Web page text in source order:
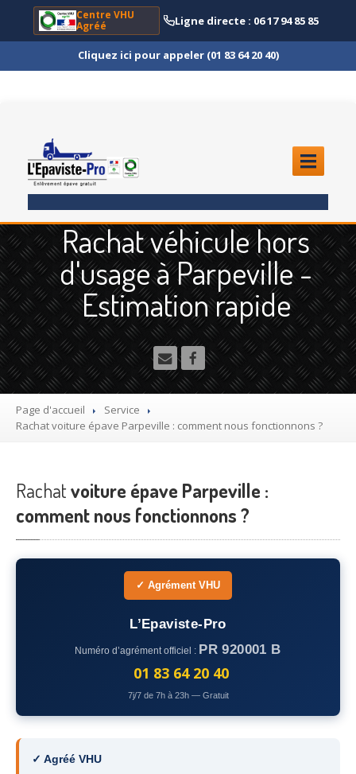
Centre VHU
Agréé
Ligne directe : 06 17 94 85 85
Cliquez ici pour appeler (01 83 64 20 40)
ENLÈVEMENTÉPAVE
Quoi?
Scooteret Moto
Camion
et Poids Lourd
Utilitaire
Démolisseuragrée VHU gratuit
Recyclage voiture usagée gratuit
voiture accidentée
– Seine-et-Marne
92 – Hauts-de-Seine
Rachat véhicule hors
d'usage à Parpeville -
Estimation rapide
Page d'accueil
Service
Rachatvoiture épave Parpeville : comment nous fonctionnons ?
Rachatvoiture épave Parpeville :
comment nous fonctionnons ?
✓ Agrément VHU
L’Epaviste-Pro
Numéro d’agrément officiel : PR 920001 B
01 83 64 20 40
7j/7 de 7h à 23h — Gratuit
✓ Agréé VHU